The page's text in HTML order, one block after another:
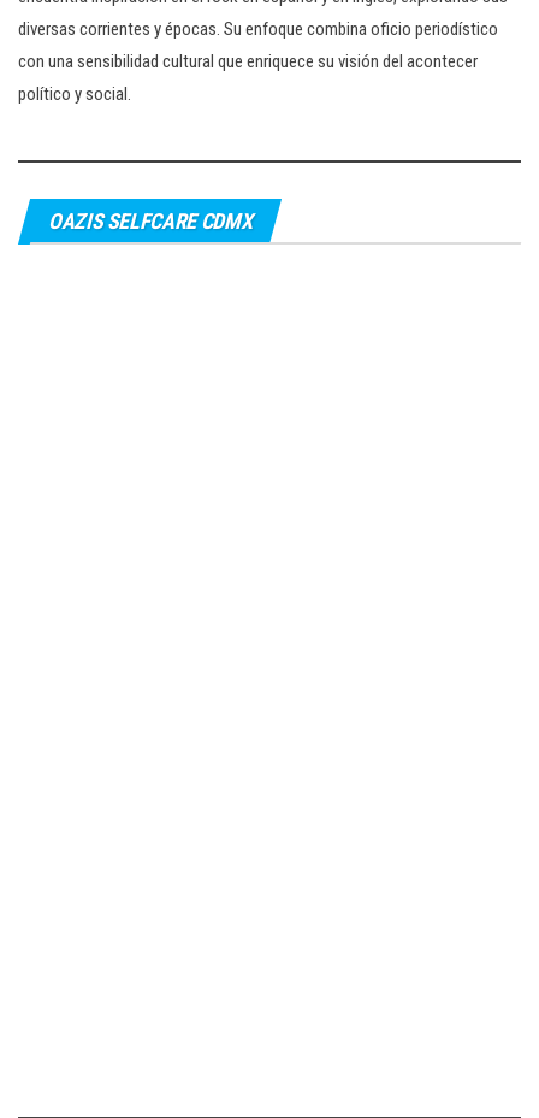
diversas corrientes y épocas. Su enfoque combina oficio periodístico
con una sensibilidad cultural que enriquece su visión del acontecer
político y social.
OAZIS SELFCARE CDMX